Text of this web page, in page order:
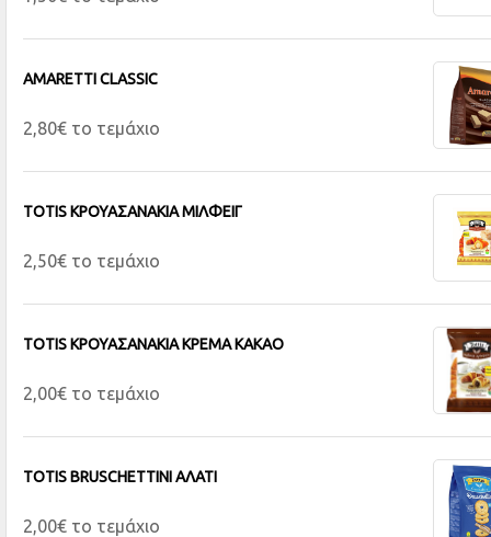
AMARETTI CLASSIC
2,80€ το τεμάχιο
TOTIS ΚΡΟΥΑΣΑΝΑΚΙΑ MIΛΦΕΙΓ
2,50€ το τεμάχιο
TOTIS ΚΡΟΥΑΣΑΝΑΚΙΑ ΚΡΕΜΑ ΚΑΚΑΟ
2,00€ το τεμάχιο
TOTIS BRUSCHETTINI ΑΛΑΤΙ
2,00€ το τεμάχιο